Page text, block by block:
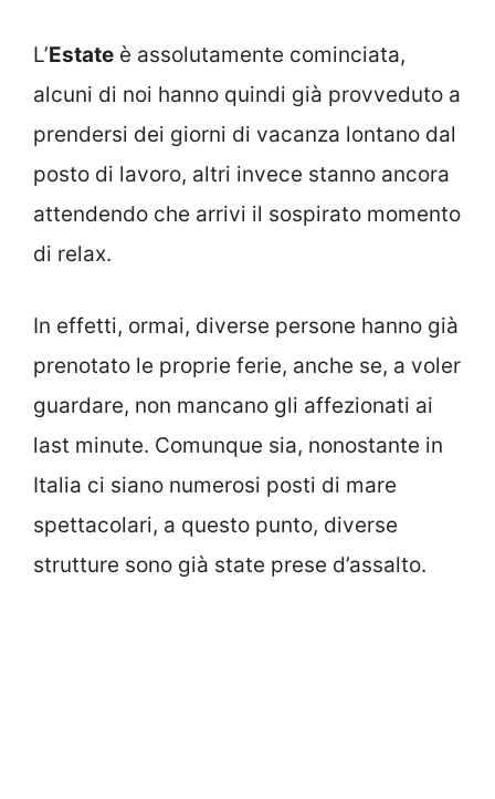
L’Estate è assolutamente cominciata,
alcuni di noi hanno quindi già provveduto a
prendersi dei giorni di vacanza lontano dal
posto di lavoro, altri invece stanno ancora
attendendo che arrivi il sospirato momento
di relax.
In effetti, ormai, diverse persone hanno già
prenotato le proprie ferie, anche se, a voler
guardare, non mancano gli affezionati ai
last minute. Comunque sia, nonostante in
Italia ci siano numerosi posti di mare
spettacolari, a questo punto, diverse
strutture sono già state prese d’assalto.